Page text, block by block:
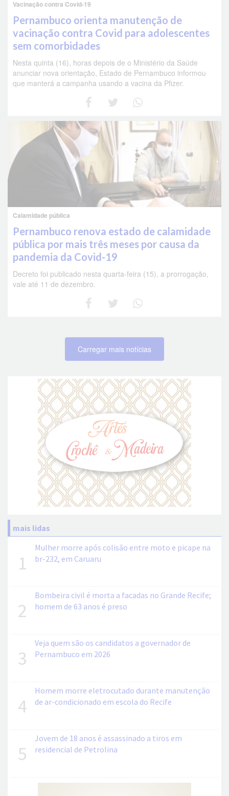
Vacinação contra Covid-19
Pernambuco orienta manutenção de
vacinação contra Covid para adolescentes
sem comorbidades
Nesta quinta (16), horas depois de o Ministério da Saúde
anunciar nova orientação, Estado de Pernambuco informou
que manterá a campanha usando a vacina da Pfizer.
Calamidade pública
Pernambuco renova estado de calamidade
pública por mais três meses por causa da
pandemia da Covid-19
Decreto foi publicado nesta quarta-feira (15), a prorrogação,
vale até 11 de dezembro.
Carregar mais notícias
mais lidas
1
Mulher morre após colisão entre moto e picape na
br-232, em Caruaru
2
Bombeira civil é morta a facadas no Grande Recife;
homem de 63 anos é preso
3
Veja quem são os candidatos a governador de
Pernambuco em 2026
4
Homem morre eletrocutado durante manutenção
de ar-condicionado em escola do Recife
5
Jovem de 18 anos é assassinado a tiros em
residencial de Petrolina